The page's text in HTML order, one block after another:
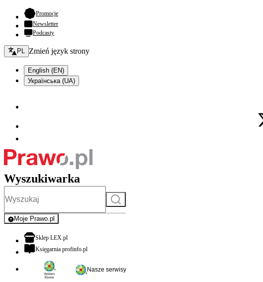
Promocje- otwiera się w nowej karcie
Newsletter
Podcasty
Zmień język - bieżący:
PL Zmień język strony
English (EN)
Українська (UA)
Wyszukiwarka
Szukaj
Moje Prawo.pl
- rejestracja i logowanie do serwisu
Sklep LEX.plotwiera się w nowej karcie
Księgarnia profinfo.plotwiera się w nowej karcie
Nasze serwisy